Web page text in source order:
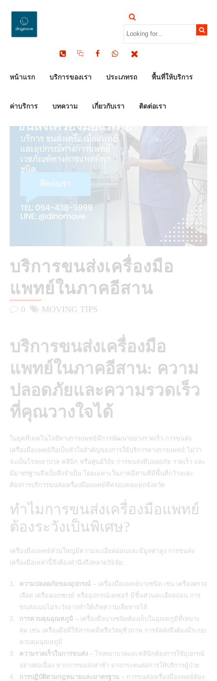
หน้าแรก บริการของเรา ประเภทรถ พื้นที่ให้บริการ
ค่าบริการ บทความ เกี่ยวกับเรา ติดต่อเรา
บริการขนส่งเครื่องมือ
แพทย์ในภาคอีสาน
0 MOVING TIPS
บริการขนส่งเครื่องมือ
แพทย์ในภาคอีสาน: ความ
ปลอดภัยและความรวดเร็ว
ที่คุณวางใจได้
ในยุคที่เทคโนโลยีทางการแพทย์มีการพัฒนาอย่างรวดเร็ว การขนส่ง
เครื่องมือแพทย์ถือเป็นหัวใจสำคัญของการให้บริการทางการแพทย์ ไม่ว่า
จะเป็นโรงพยาบาล คลินิก หรือศูนย์วิจัย การขนส่งที่ปลอดภัย รวดเร็ว และ
มีมาตรฐานจึงเป็นสิ่งจำเป็น โดยเฉพาะในภาคอีสานที่มีพื้นที่กว้างและ
ต้องการบริการขนส่งเครื่องมือแพทย์ที่ครอบคลุมทุกจังหวัด
ทำไมการขนส่งเครื่องมือแพทย์
ต้องระวังเป็นพิเศษ?
เครื่องมือแพทย์ส่วนใหญ่มีความละเอียดอ่อนและมีมูลค่าสูง การขนส่ง
เครื่องมือเหล่านี้จึงต้องคำนึงถึงหลายปัจจัย:
ความปลอดภัยของอุปกรณ์ – เครื่องมือแพทย์บางชนิด เช่น เครื่องตรวจ
เลือด เครื่องเอกซเรย์ หรืออุปกรณ์เลเซอร์ มีชิ้นส่วนละเอียดอ่อน การ
ขนส่งแบบไม่ระวังอาจทำให้เกิดความเสียหายได้
การควบคุมอุณหภูมิ – เครื่องมือบางชนิดต้องเก็บในอุณหภูมิที่เหมาะ
สม เช่น เครื่องมือที่ใช้สารเคมีหรือวัสดุชีวภาพ การจัดส่งจึงต้องมีระบบ
ควบคุมอุณหภูมิ
ความรวดเร็วในการขนส่ง – โรงพยาบาลและคลินิกต้องการใช้อุปกรณ์
อย่างต่อเนื่อง หากการขนส่งล่าช้า อาจกระทบต่อการให้บริการผู้ป่วย
การปฏิบัติตามกฎหมายและมาตรฐาน – การขนส่งเครื่องมือแพทย์ต้อง